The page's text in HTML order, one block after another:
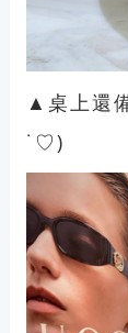
▲桌上還
˙♡)